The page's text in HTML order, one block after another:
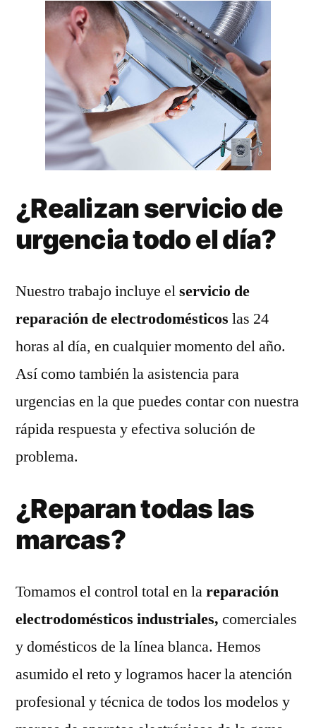
¿Realizan servicio de
urgencia todo el día?
Nuestro trabajo incluye elservicio de
reparación de electrodomésticos las 24
horas al día, en cualquier momento del año.
Así como también la asistencia para
urgencias en la que puedes contar con nuestra
rápida respuesta y efectiva solución de
problema.
¿Reparan todas las
marcas?
Tomamos el control total en lareparación
electrodomésticos industriales, comerciales
y domésticos de la línea blanca. Hemos
asumido el reto y logramos hacer la atención
profesional y técnica de todos los modelos y